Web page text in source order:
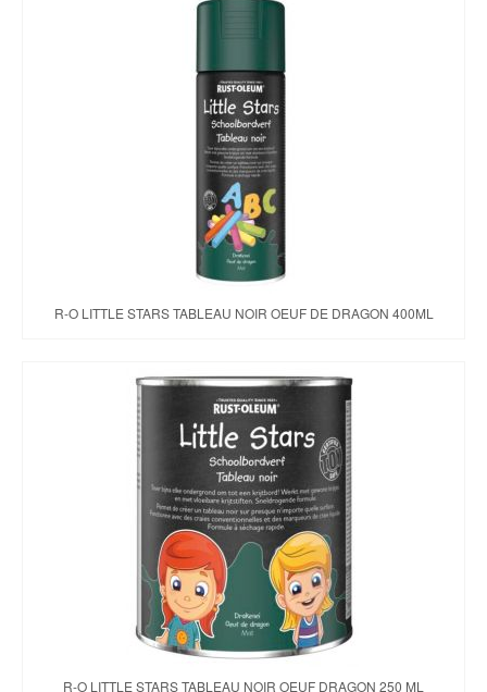
R-O LITTLE STARS TABLEAU NOIR OEUF DE DRAGON 400ML
R-O LITTLE STARS TABLEAU NOIR OEUF DRAGON 250 ML